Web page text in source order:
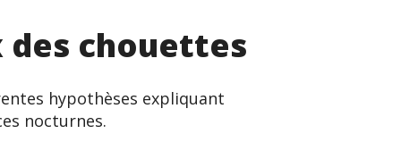
chouettes
hypothèses expliquant
nocturnes.